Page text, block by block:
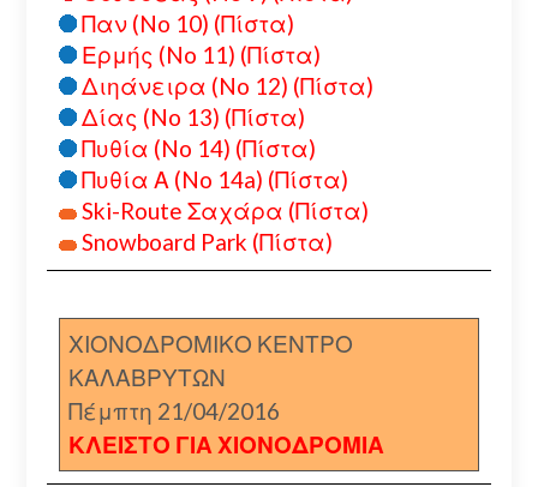
Παν (No 10) (Πίστα)
Ερμής (No 11) (Πίστα)
Διηάνειρα (No 12) (Πίστα)
Δίας (No 13) (Πίστα)
Πυθία (No 14) (Πίστα)
Πυθία Α (No 14a) (Πίστα)
Ski-Route Σαχάρα (Πίστα)
Snowboard Park (Πίστα)
ΧΙΟΝΟΔΡΟΜΙΚΟ ΚΕΝΤΡΟ
ΚΑΛΑΒΡΥΤΩΝ
Πέμπτη 21/04/2016
ΚΛΕΙΣΤΟ ΓΙΑ ΧΙΟΝΟΔΡΟΜΙΑ